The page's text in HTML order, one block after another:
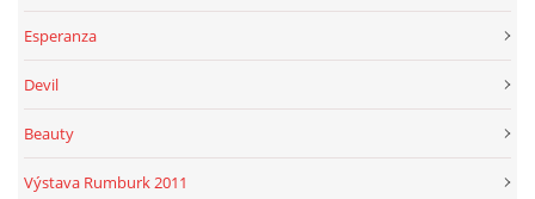
Esperanza
Devil
Beauty
Výstava Rumburk 2011